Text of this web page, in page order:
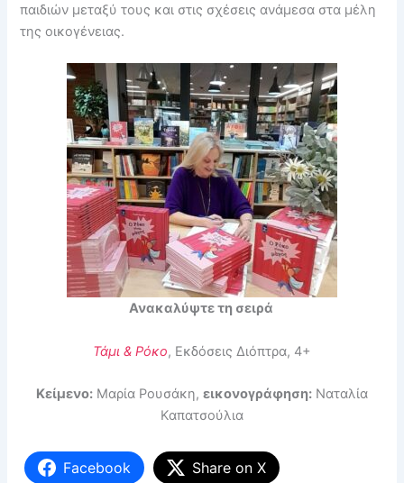
παιδιών μεταξύ τους και στις σχέσεις ανάμεσα στα μέλη
της οικογένειας.
Ανακαλύψτε τη σειρά
Τάμι & Ρόκο, Εκδόσεις Διόπτρα, 4+
Κείμενο: Μαρία Ρουσάκη, εικονογράφηση: Ναταλία
Καπατσούλια
Facebook Share on X